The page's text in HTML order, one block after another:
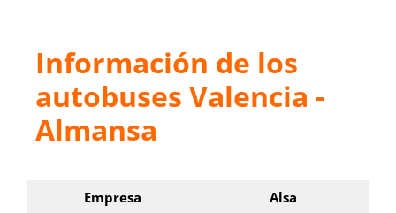
Información de los
autobuses Valencia -
Almansa
Empresa Alsa